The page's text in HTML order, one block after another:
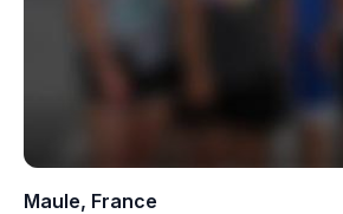
Maule, France